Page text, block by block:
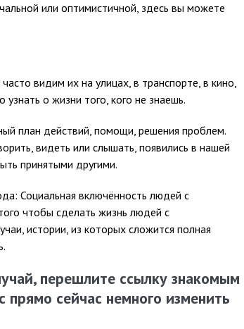
или оптимистичной, здесь вы можете
видим их на улицах, в транспорте, в кино,
о жизни того, кого не знаешь.
план действий, помощи, решения проблем.
видеть или слышать, появились в нашей
принятыми другими.
Социальная включённость людей с
чтобы сделать жизнь людей с
истории, из которых сложится полная
перешлите ссылку знакомым
сейчас немного изменить